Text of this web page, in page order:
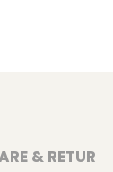
& RETUR